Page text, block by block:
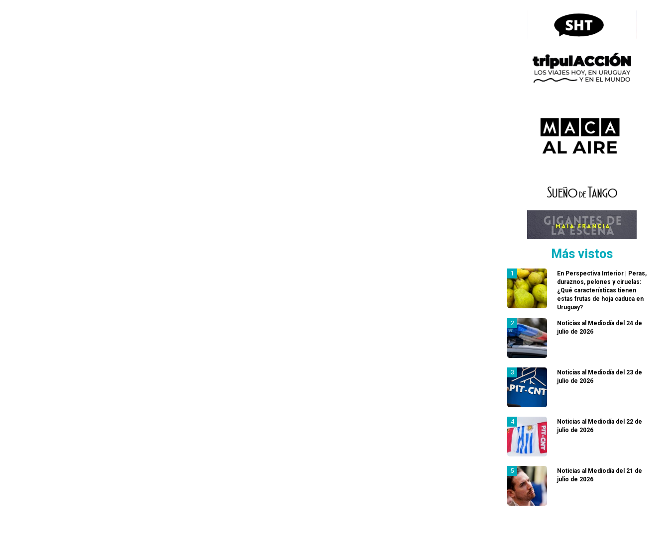
Más vistos
En Perspectiva Interior | Peras,
duraznos, pelones y ciruelas:
¿Qué características tienen
estas frutas de hoja caduca en
Uruguay?
Noticias al Mediodía del 24 de
julio de 2026
Noticias al Mediodía del 23 de
julio de 2026
Noticias al Mediodía del 22 de
julio de 2026
Noticias al Mediodía del 21 de
julio de 2026